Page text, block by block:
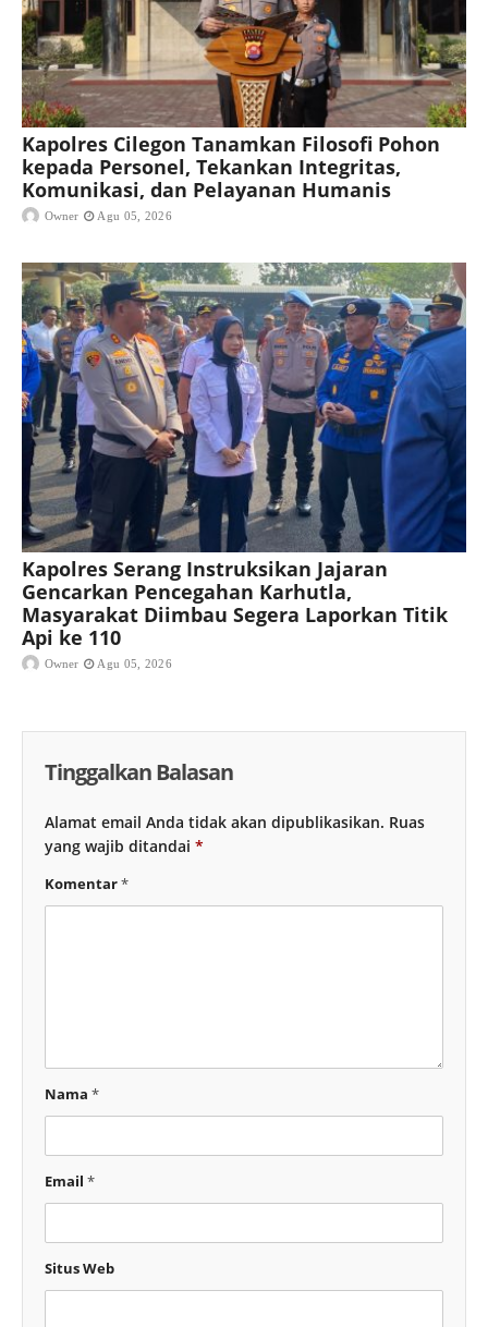
Kapolres Cilegon Tanamkan Filosofi Pohon
kepada Personel, Tekankan Integritas,
Komunikasi, dan Pelayanan Humanis
Owner Agu 05, 2026
Kapolres Serang Instruksikan Jajaran
Gencarkan Pencegahan Karhutla,
Masyarakat Diimbau Segera Laporkan Titik
Api ke 110
Owner Agu 05, 2026
Tinggalkan Balasan
Alamat email Anda tidak akan dipublikasikan. Ruas
yang wajib ditandai *
Komentar*
Nama *
Email *
Situs Web